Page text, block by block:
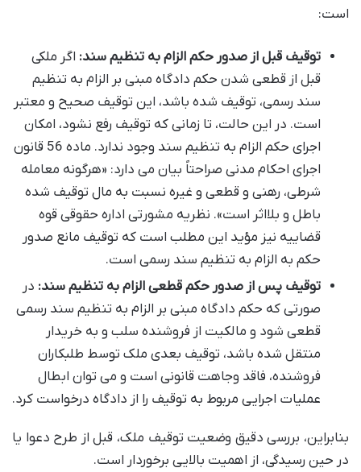
است:
توقیف قبل از صدور حکم الزام به تنظیم سند: اگر ملکی
قبل از قطعی شدن حکم دادگاه مبنی بر الزام به تنظیم
سند رسمی، توقیف شده باشد، این توقیف صحیح و معتبر
است. در این حالت، تا زمانی که توقیف رفع نشود، امکان
اجرای حکم الزام به تنظیم سند وجود ندارد. ماده 56 قانون
اجرای احکام مدنی صراحتاً بیان می دارد: «هرگونه معامله
شرطی، رهنی و قطعی و غیره نسبت به مال توقیف شده
باطل و بلااثر است». نظریه مشورتی اداره حقوقی قوه
قضاییه نیز مؤید این مطلب است که توقیف مانع صدور
حکم به الزام به تنظیم سند رسمی است.
توقیف پس از صدور حکم قطعی الزام به تنظیم سند: در
صورتی که حکم دادگاه مبنی بر الزام به تنظیم سند رسمی
قطعی شود و مالکیت از فروشنده سلب و به خریدار
منتقل شده باشد، توقیف بعدی ملک توسط طلبکاران
فروشنده، فاقد وجاهت قانونی است و می توان ابطال
عملیات اجرایی مربوط به توقیف را از دادگاه درخواست کرد.
بنابراین، بررسی دقیق وضعیت توقیف ملک، قبل از طرح دعوا یا
در حین رسیدگی، از اهمیت بالایی برخوردار است.